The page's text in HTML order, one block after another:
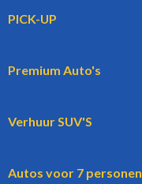
PICK-UP
Premium Auto's
Verhuur SUV'S
Autos voor 7 personen